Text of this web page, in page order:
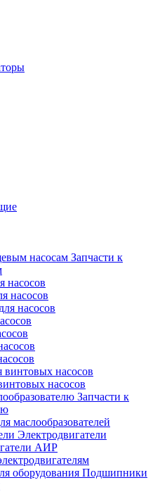
Запчасти к
насосов
насосов
насосов
насосов
насосов
Запчасти к
маслообразователей
Электродвигатели
АИР
Подшипники